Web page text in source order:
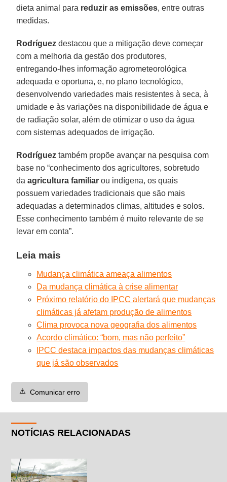
dieta animal para reduzir as emissões, entre outras
medidas.
Rodríguez destacou que a mitigação deve começar
com a melhoria da gestão dos produtores,
entregando-lhes informação agrometeorológica
adequada e oportuna, e, no plano tecnológico,
desenvolvendo variedades mais resistentes à seca, à
umidade e às variações na disponibilidade de água e
de radiação solar, além de otimizar o uso da água
com sistemas adequados de irrigação.
Rodríguez também propõe avançar na pesquisa com
base no “conhecimento dos agricultores, sobretudo
daagricultura familiar ou indígena, os quais
possuem variedades tradicionais que são mais
adequadas a determinados climas, altitudes e solos.
Esse conhecimento também é muito relevante de se
levar em conta”.
Leia mais
Mudança climática ameaça alimentos
Da mudança climática à crise alimentar
Próximo relatório do IPCC alertará que mudanças
climáticas já afetam produção de alimentos
Clima provoca nova geografia dos alimentos
Acordo climático: “bom, mas não perfeito”
IPCC destaca impactos das mudanças climáticas
que já são observados
⚠️ Comunicar erro
NOTÍCIAS RELACIONADAS